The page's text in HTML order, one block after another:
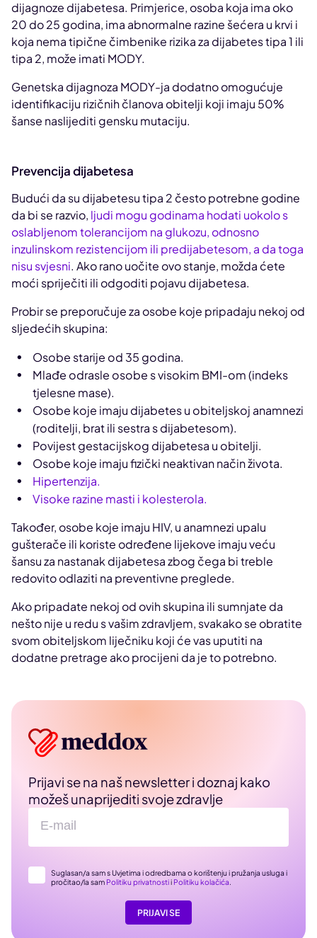
dijagnoze dijabetesa. Primjerice, osoba koja ima oko
20 do 25 godina, ima abnormalne razine šećera u krvi i
koja nema tipične čimbenike rizika za dijabetes tipa 1 ili
tipa 2, može imati MODY.
Genetska dijagnoza MODY-ja dodatno omogućuje
identifikaciju rizičnih članova obitelji koji imaju 50%
šanse naslijediti gensku mutaciju.
Prevencija dijabetesa
Budući da su dijabetesu tipa 2 često potrebne godine
da bi se razvio, ljudi mogu godinama hodati uokolo s
oslabljenom tolerancijom na glukozu, odnosno
inzulinskom rezistencijom ili predijabetesom, a da toga
nisu svjesni. Ako rano uočite ovo stanje, možda ćete
moći spriječiti ili odgoditi pojavu dijabetesa.
Probir se preporučuje za osobe koje pripadaju nekoj od
sljedećih skupina:
Osobe starije od 35 godina.
Mlađe odrasle osobe s visokim BMI-om (indeks
tjelesne mase).
Osobe koje imaju dijabetes u obiteljskoj anamnezi
(roditelji, brat ili sestra s dijabetesom).
Povijest gestacijskog dijabetesa u obitelji.
Osobe koje imaju fizički neaktivan način života.
Hipertenzija.
Visoke razine masti i kolesterola.
Također, osobe koje imaju HIV, u anamnezi upalu
gušterače ili koriste određene lijekove imaju veću
šansu za nastanak dijabetesa zbog čega bi treble
redovito odlaziti na preventivne preglede.
Ako pripadate nekoj od ovih skupina ili sumnjate da
nešto nije u redu s vašim zdravljem, svakako se obratite
svom obiteljskom liječniku koji će vas uputiti na
dodatne pretrage ako procijeni da je to potrebno.
Prijavi se na naš newsletter i doznaj kako
možeš unaprijediti svoje zdravlje
Suglasan/a sam s Uvjetima i odredbama o korištenju i pružanja usluga i
pročitao/la sam Politiku privatnostii Politiku kolačića.
PRIJAVI SE